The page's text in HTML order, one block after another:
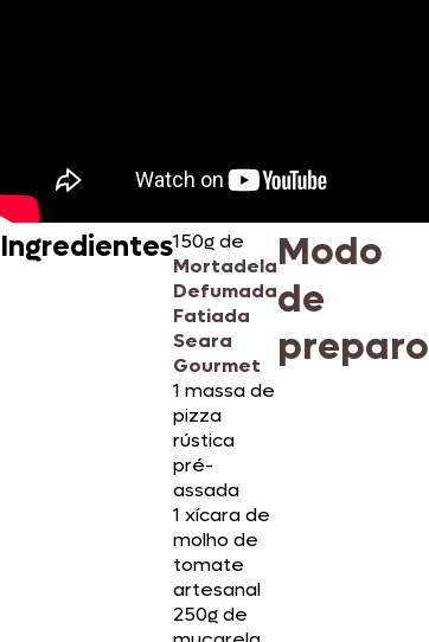
Ingredientes150g de
Mortadela
Defumada
Fatiada
Seara
Gourmet
1 massa de
pizza
rústica
pré-
assada
1 xícara de
molho de
tomate
artesanal
250g de
Modo
de
preparo